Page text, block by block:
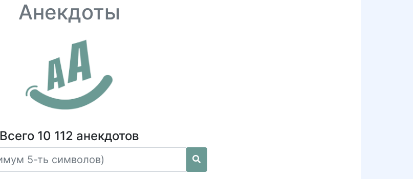
Анекдоты
Всего 10 112 анекдотов